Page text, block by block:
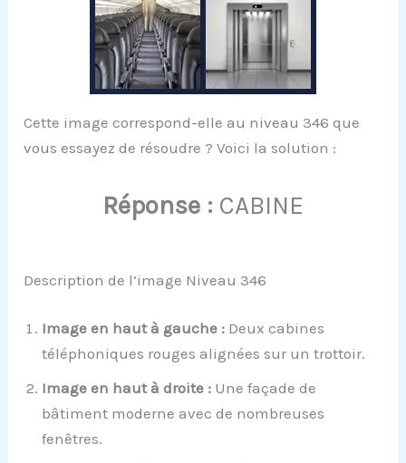
Cette image correspond-elle au niveau 346 que
vous essayez de résoudre ? Voici la solution :
Réponse : CABINE
Description de l’image Niveau 346
Image en haut à gauche : Deux cabines
téléphoniques rouges alignées sur un trottoir.
Image en haut à droite : Une façade de
bâtiment moderne avec de nombreuses
fenêtres.